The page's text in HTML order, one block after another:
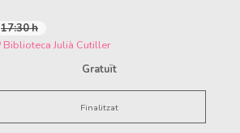
17:30 h
Biblioteca Julià Cutiller
Gratuït
Finalitzat